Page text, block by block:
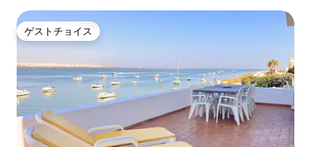
ゲストチョイス
ゲストチョイス